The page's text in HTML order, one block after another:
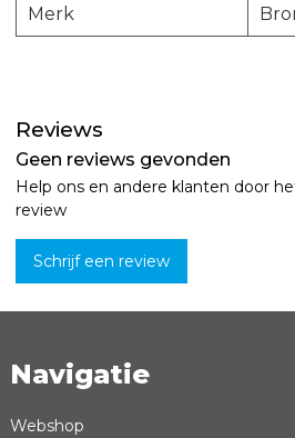
Merk
Reviews
Geen reviews gevonden
Help ons en andere klanten door
review
Schrijf een review
Naam *
Navigatie
Webshop